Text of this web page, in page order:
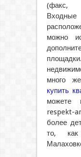
(факс,
можно
много
купить
можете
respekt-
более
то,